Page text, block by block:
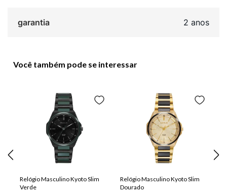
garantia 2 anos
Você também pode se interessar
Relógio Masculino Kyoto Slim
Verde
Relógio Masculino Kyoto Slim
Dourado